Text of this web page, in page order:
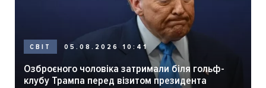
СВІТ 05.08.2026 10:41
Озброєного чоловіка затримали біля гольф-
клубу Трампа перед візитом президента